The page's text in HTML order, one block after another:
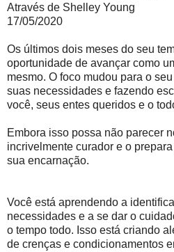
Através de Shelley Young
17/05/2020
Os últimos dois meses do seu
oportunidade de avançar como
mesmo. O foco mudou para o
suas necessidades e fazendo
você, seus entes queridos e o
Embora isso possa não parecer
incrivelmente curador e o
sua encarnação.
Você está aprendendo a
necessidades e a se dar o
o tempo todo. Isso está criando
de crenças e condicionamentos